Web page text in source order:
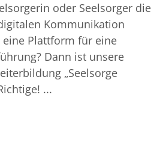
oder Seelsorger die
Kommunikation
Plattform für eine
Dann ist unsere
„Seelsorge
...